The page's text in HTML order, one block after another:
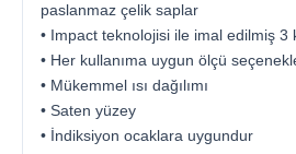
paslanmaz çelik saplar
• Impact teknolojisi ile imal edilmiş 3
• Her kullanıma uygun ölçü
• Mükemmel ısı dağılımı
• Saten yüzey
• İndiksiyon ocaklara uygundur